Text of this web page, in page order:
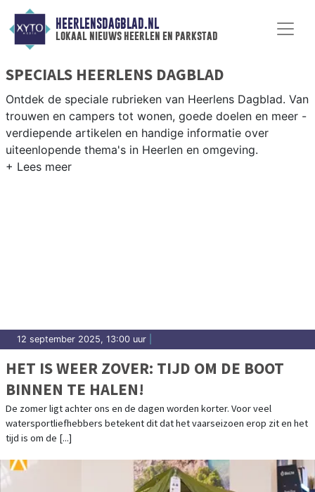
HEERLENSDAGBLAD.NL
lokaal nieuws heerlen en parkstad
SPECIALS HEERLENS DAGBLAD
Ontdek de speciale rubrieken van Heerlens Dagblad. Van
trouwen en campers tot wonen, goede doelen en meer -
verdiepende artikelen en handige informatie over
uiteenlopende thema's in Heerlen en omgeving.
12 september 2025, 13:00 uur
HET IS WEER ZOVER: TIJD OM DE BOOT
BINNEN TE HALEN!
De zomer ligt achter ons en de dagen worden korter. Voor veel
watersportliefhebbers betekent dit dat het vaarseizoen erop zit en het
tijd is om de [...]